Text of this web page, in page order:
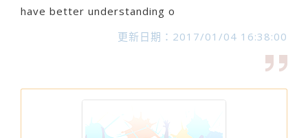
have better understanding o
更新日期：2017/01/04 16:38:00